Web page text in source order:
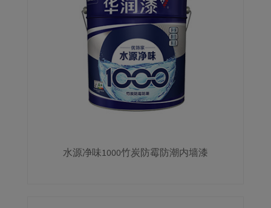
水源净味1000竹炭防霉防潮内墙漆